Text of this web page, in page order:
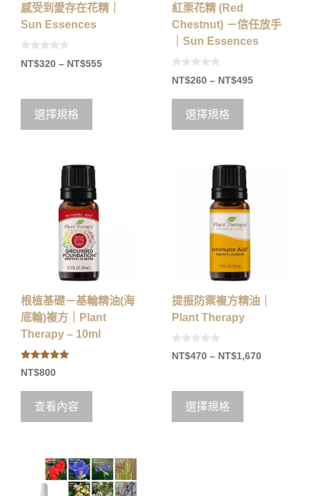
感受到愛存在花精｜
Sun Essences
0
o
NT$320 – NT$555
選擇規格
紅栗花精 (Red
Chestnut) －信任放手
｜Sun Essences
0
o
t
5
NT$260 – NT$495
選擇規格
根植基礎－基輪精油(海
底輪)複方｜Plant
Therapy – 10ml
5.00
out of 5
NT$800
查看內容
提振防禦複方精油｜
Plant Therapy
0
oNT$470 – NT$1,670
選擇規格